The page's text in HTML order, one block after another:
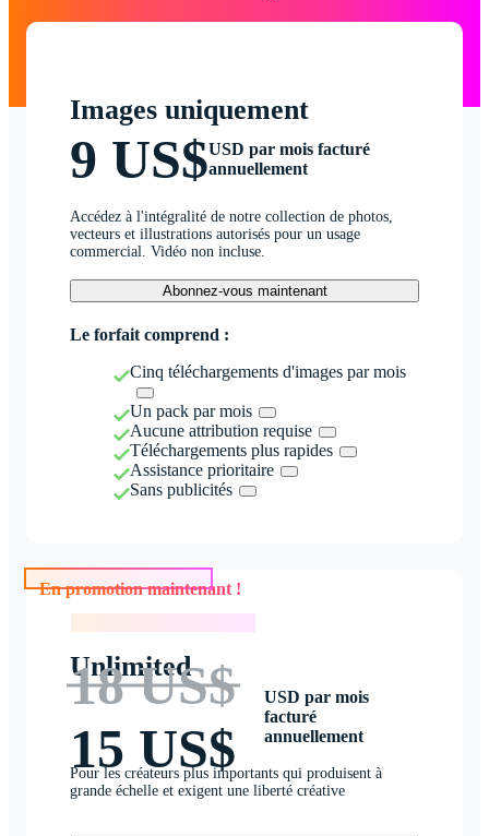
Images uniquement
9 US$USD par mois facturé
annuellement
Accédez à l'intégralité de notre collection de photos,
vecteurs et illustrations autorisés pour un usage
commercial. Vidéo non incluse.
Abonnez-vous maintenant
Le forfait comprend :
Cinq téléchargements d'images par mois
Un pack par mois
Aucune attribution requise
Téléchargements plus rapides
Assistance prioritaire
Sans publicités
En promotion maintenant !
Unlimited
18 US$
15 US$
USD par mois
facturé
annuellement
Pour les créateurs plus importants qui produisent à
grande échelle et exigent une liberté créative